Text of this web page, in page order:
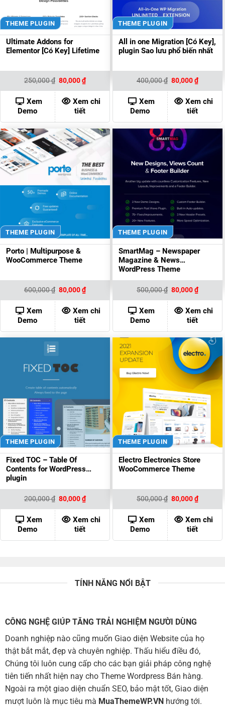
THEME PLUGIN
Ultimate Addons for
Elementor [Có Key] Lifetime
250,000₫ Giá
gốc
là:
250,000 ₫.
80,000₫Giá
hiện
tại
là:
80,000 ₫.
Xem
Demo
Xem chi
tiết
THEME PLUGIN
All in one Migration [Có Key],
plugin Sao lưu phổ biến nhất
400,000₫ Giá
gốc
là:
400,000 ₫.
80,000₫Giá
hiện
tại
là:
80,000
Xem
Demo
Xem chi
tiết
THEME PLUGIN
Porto | Multipurpose &
WooCommerce Theme
600,000₫ Giá
gốc
là:
600,000 ₫.
80,000₫Giá
hiện
tại
là:
80,000 ₫.
Xem
Demo
Xem chi
tiết
THEME PLUGIN
SmartMag – Newspaper
Magazine & News
WordPress Theme
500,000₫ Giá
gốc
là:
500,000 ₫.
80,000₫Giá
hiện
tại
là:
80,000
Xem
Demo
Xem chi
tiết
THEME PLUGIN
Fixed TOC – Table Of
Contents for WordPress
plugin
200,000₫ Giá
gốc
là:
200,000 ₫.
80,000₫Giá
hiện
tại
là:
80,000 ₫.
Xem
Demo
Xem chi
tiết
THEME PLUGIN
Electro Electronics Store
WooCommerce Theme
500,000₫ Giá
gốc
là:
500,000 ₫.
80,000₫Giá
hiện
tại
là:
80,000
Xem
Demo
Xem chi
tiết
TÍNH NĂNG NỔI BẬT
CÔNG NGHỆ GIÚP TĂNG TRẢI NGHIỆM NGƯỜI DÙNG
Doanh nghiệp nào cũng muốn Giao diện Website của họ
thật bắt mắt, đẹp và chuyên nghiệp. Thấu hiểu điều đó,
Chúng tôi luôn cung cấp cho các bạn giải pháp công nghệ
tiên tiến nhất hiện nay cho Theme Wordpress Bán hàng.
Ngoài ra một giao diện chuẩn SEO, bảo mật tốt, Giao diện
mượt luôn là mục tiêu mà MuaThemeWP.VN hướng tới.